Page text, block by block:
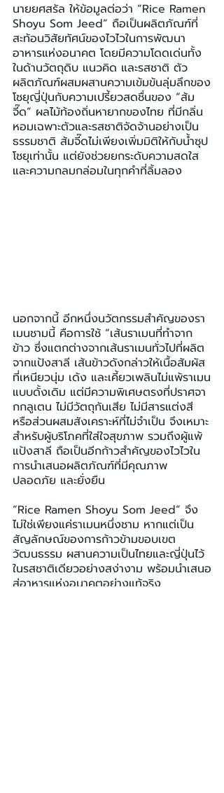
นายยศสรัล ให้ข้อมูลต่อว่า “Rice Ramen
Shoyu Som Jeed” ถือเป็นผลิตภัณฑ์ที่
สะท้อนวิสัยทัศน์ของไวไวในการพัฒนา
อาหารแห่งอนาคต โดยมีความโดดเด่นทั้ง
ในด้านวัตถุดิบ แนวคิด และรสชาติ ตัว
ผลิตภัณฑ์ผสมผสานความเข้มข้นลุ่มลึกของ
โชยุญี่ปุ่นกับความเปรี้ยวสดชื่นของ “ส้ม
จี๊ด” ผลไม้ท้องถิ่นหายากของไทย ที่มีกลิ่น
หอมเฉพาะตัวและรสชาติจัดจ้านอย่างเป็น
ธรรมชาติ ส้มจี๊ดไม่เพียงเพิ่มมิติให้กับน้ำซุป
โชยุเท่านั้น แต่ยังช่วยยกระดับความสดใส
และความกลมกล่อมในทุกคำที่ลิ้มลอง
นอกจากนี้ อีกหนึ่งนวัตกรรมสำคัญของรา
เมนชามนี้ คือการใช้ “เส้นราเมนที่ทำจาก
ข้าว ซึ่งแตกต่างจากเส้นราเมนทั่วไปที่ผลิต
จากแป้งสาลี เส้นข้าวดังกล่าวให้เนื้อสัมผัส
ที่เหนียวนุ่ม เด้ง และเคี้ยวเพลินไม่แพ้ราเมน
แบบดั้งเดิม แต่มีความพิเศษตรงที่ปราศจา
กกลูเตน ไม่มีวัตถุกันเสีย ไม่มีสารแต่งสี
หรือส่วนผสมสังเคราะห์ที่ไม่จำเป็น จึงเหมาะ
สำหรับผู้บริโภคที่ใส่ใจสุขภาพ รวมถึงผู้แพ้
แป้งสาลี ถือเป็นอีกก้าวสำคัญของไวไวใน
การนำเสนอผลิตภัณฑ์ที่มีคุณภาพ
ปลอดภัย และยั่งยืน
“Rice Ramen Shoyu Som Jeed” จึง
ไม่ใช่เพียงแค่ราเมนหนึ่งชาม หากแต่เป็น
สัญลักษณ์ของการก้าวข้ามขอบเขต
วัฒนธรรม ผสานความเป็นไทยและญี่ปุ่นไว้
ในรสชาติเดียวอย่างสง่างาม พร้อมนำเสนอ
สู่อาหารแห่งอนาคตอย่างแท้จริง